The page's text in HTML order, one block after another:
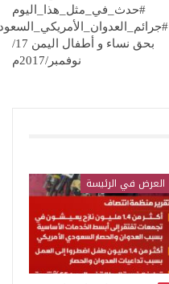
#حدث_في_مثل_هذا_اليوم
بحق نساء و أطفال اليمن 17/
نوفمبر/2017م
العرض في الرئيسة